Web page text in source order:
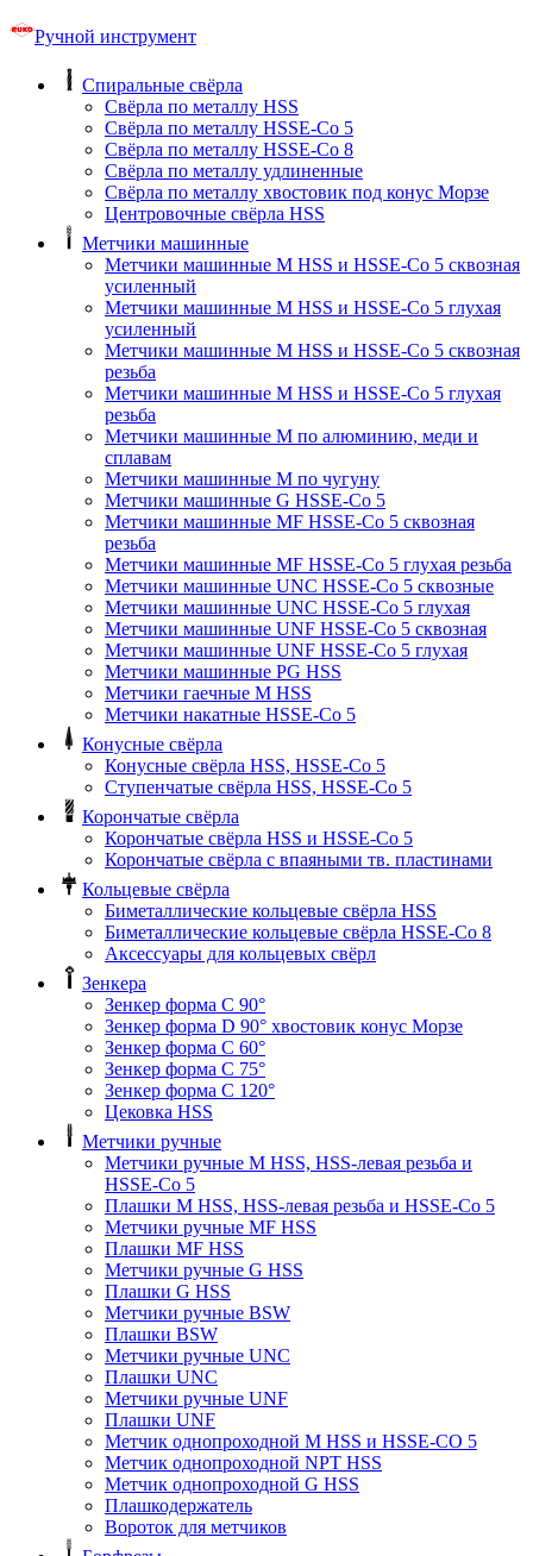
Ручной инструмент
Спиральные свёрла
Свёрла по металлу HSS
Свёрла по металлу HSSE-Co 5
Свёрла по металлу HSSE-Co 8
Свёрла по металлу удлиненные
Свёрла по металлу хвостовик под конус Морзе
Центровочные свёрла HSS
Метчики машинные
Метчики машинные M HSS и HSSE-Co 5 сквозная
усиленный
Метчики машинные M HSS и HSSE-Co 5 глухая
усиленный
Метчики машинные M HSS и HSSE-Co 5 сквозная
резьба
Метчики машинные M HSS и HSSE-Co 5 глухая
резьба
Метчики машинные M по алюминию, меди и
сплавам
Метчики машинные M по чугуну
Метчики машинные G HSSE-Co 5
Метчики машинные MF HSSE-Co 5 сквозная
резьба
Метчики машинные MF HSSE-Co 5 глухая резьба
Метчики машинные UNC HSSE-Co 5 сквозные
Метчики машинные UNC HSSE-Co 5 глухая
Метчики машинные UNF HSSE-Co 5 сквозная
Метчики машинные UNF HSSE-Co 5 глухая
Метчики машинные PG HSS
Метчики гаечные M HSS
Метчики накатные HSSE-Co 5
Конусные свёрла
Конусные свёрла HSS, HSSE-Co 5
Ступенчатые свёрла HSS, HSSE-Co 5
Корончатые свёрла
Корончатые свёрла HSS и HSSE-Co 5
Корончатые свёрла с впаяными тв. пластинами
Кольцевые свёрла
Биметаллические кольцевые свёрла HSS
Биметаллические кольцевые свёрла HSSE-Co 8
Аксессуары для кольцевых свёрл
Зенкера
Зенкер форма С 90°
Зенкер форма D 90° хвостовик конус Морзе
Зенкер форма С 60°
Зенкер форма С 75°
Зенкер форма С 120°
Цековка HSS
Метчики ручные
Метчики ручные M HSS, HSS-левая резьба и
HSSE-Co 5
Плашки M HSS, HSS-левая резьба и HSSE-Co 5
Метчики ручные MF HSS
Плашки MF HSS
Метчики ручные G HSS
Плашки G HSS
Метчики ручные BSW
Плашки BSW
Метчики ручные UNC
Плашки UNC
Метчики ручные UNF
Плашки UNF
Метчик однопроходной M HSS и HSSE-CO 5
Метчик однопроходной NPT HSS
Метчик однопроходной G HSS
Плашкодержатель
Вороток для метчиков